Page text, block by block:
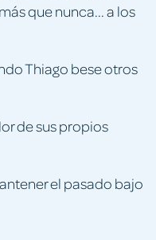
que nunca... a los
Thiago bese otros
de sus propios
el pasado bajo